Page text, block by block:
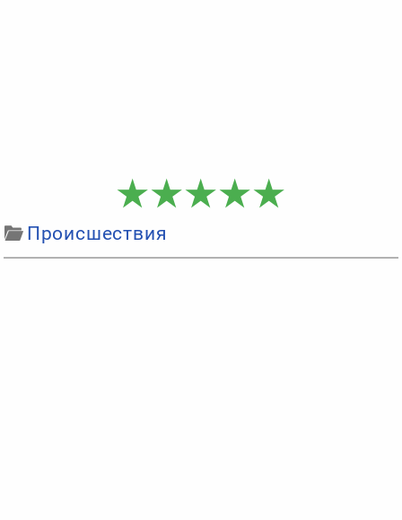
Происшествия